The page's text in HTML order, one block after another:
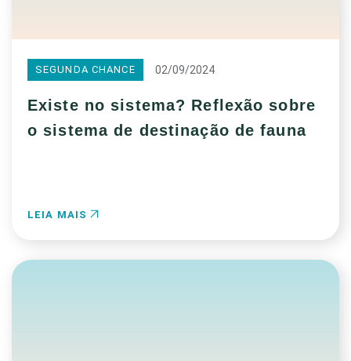
SEGUNDA CHANCE 02/09/2024
Existe no sistema? Reflexão sobre
o sistema de destinação de fauna
LEIA MAIS